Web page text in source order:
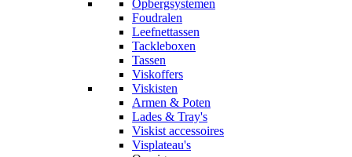
Opbergsystemen
Foudralen
Leefnettassen
Tackleboxen
Tassen
Viskoffers
Viskisten
Armen & Poten
Lades & Tray's
Viskist accessoires
Visplateau's